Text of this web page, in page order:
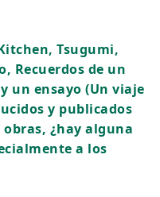
Tsugumi,
Recuerdos de un
un ensayo (Un viaje
y publicados
¿hay alguna
a los